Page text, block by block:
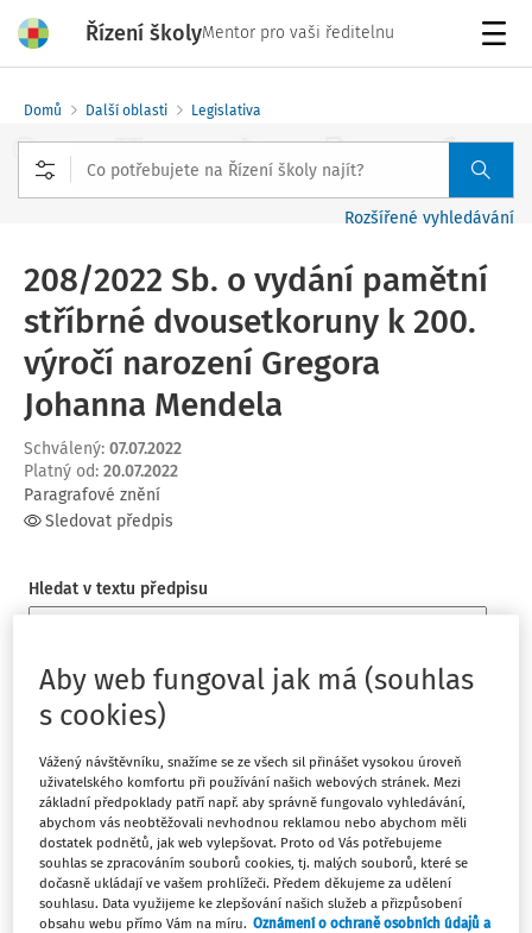
Řízení školyMentor pro vaši ředitelnu
Domů Další oblasti Legislativa
Rozšířené vyhledávání
208/2022 Sb. o vydání pamětní
stříbrné dvousetkoruny k 200.
výročí narození Gregora
Johanna Mendela
Schválený: 07.07.2022
Platný od: 20.07.2022
Paragrafové znění
Sledovat předpis
Hledat v textu předpisu
Osnova předpisu
§ 1
§ 2
§ 3
Paragrafové znění
Aby web fungoval jak má (souhlas
s cookies)
Vážený návštěvníku, snažíme se ze všech sil přinášet vysokou úroveň
uživatelského komfortu při používání našich webových stránek. Mezi
základní předpoklady patří např. aby správně fungovalo vyhledávání,
abychom vás neobtěžovali nevhodnou reklamou nebo abychom měli
dostatek podnětů, jak web vylepšovat. Proto od Vás potřebujeme
souhlas se zpracováním souborů cookies, tj. malých souborů, které se
dočasně ukládají ve vašem prohlížeči. Předem děkujeme za udělení
souhlasu. Data využijeme ke zlepšování našich služeb a přizpůsobení
obsahu webu přímo Vám na míru. Oznámení o ochraně osobních údajů a